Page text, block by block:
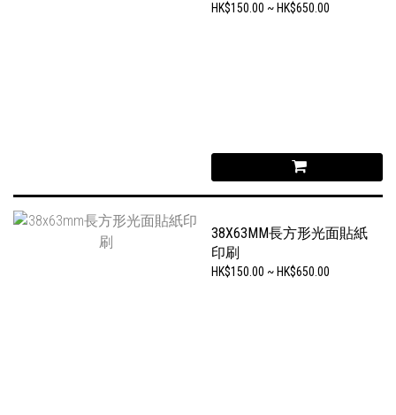
HK$150.00 ~ HK$650.00
38X63MM長方形光面貼紙
印刷
HK$150.00 ~ HK$650.00